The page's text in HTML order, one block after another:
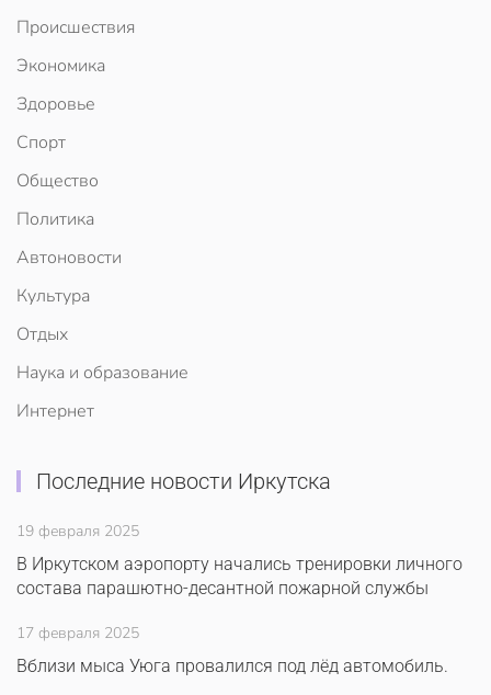
Происшествия
Экономика
Здоровье
Спорт
Общество
Политика
Автоновости
Культура
Отдых
Наука и образование
Интернет
Последние новости Иркутска
19 февраля 2025
В Иркутском аэропорту начались тренировки личного
состава парашютно-десантной пожарной службы
17 февраля 2025
Вблизи мыса Уюга провалился под лёд автомобиль.